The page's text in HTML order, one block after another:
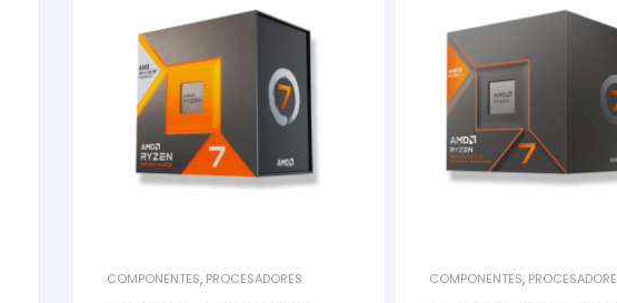
COMPONENTES, PROCESADORES COMPONENTES,